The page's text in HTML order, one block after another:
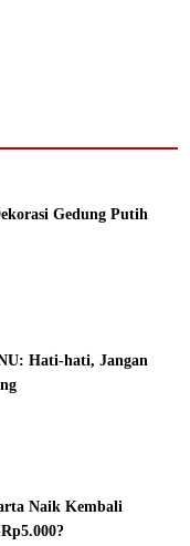
Gedung Putih
Hati-hati, Jangan
Naik Kembali